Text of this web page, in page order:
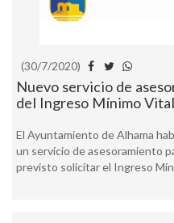
(30/7/2020)
Nuevo servicio de
del Ingreso Mínimo Vital
El Ayuntamiento de Alhama
un servicio de asesoramiento
previsto solicitar el Ingreso